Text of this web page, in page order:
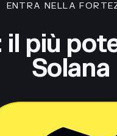
ENTRA NELLA
il più
Solana